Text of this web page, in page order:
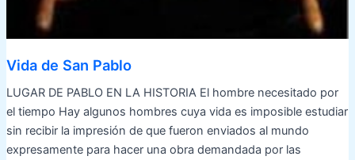
Vida de San Pablo
LUGAR DE PABLO EN LA HISTORIA El hombre necesitado por
el tiempo Hay algunos hombres cuya vida es imposible estudiar
sin recibir la impresión de que fueron enviados al mundo
expresamente para hacer una obra demandada por las